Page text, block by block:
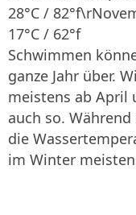
28°C /
17°C / 62°f
Schwimmen
ganze Jahr über.
meistens ab April
auch so.
die
im Winter